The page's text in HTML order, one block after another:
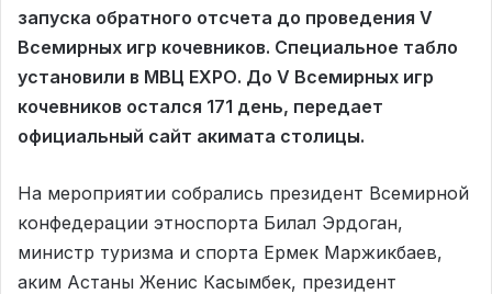
запуска обратного отсчета до проведения V
Всемирных игр кочевников. Специальное табло
установили в МВЦ ЕХРО. До V Всемирных игр
кочевников остался 171 день, передает
официальный сайт акимата столицы.
На мероприятии собрались президент Всемирной
конфедерации этноспорта Билал Эрдоган,
министр туризма и спорта Ермек Маржикбаев,
аким Астаны Женис Касымбек, президент